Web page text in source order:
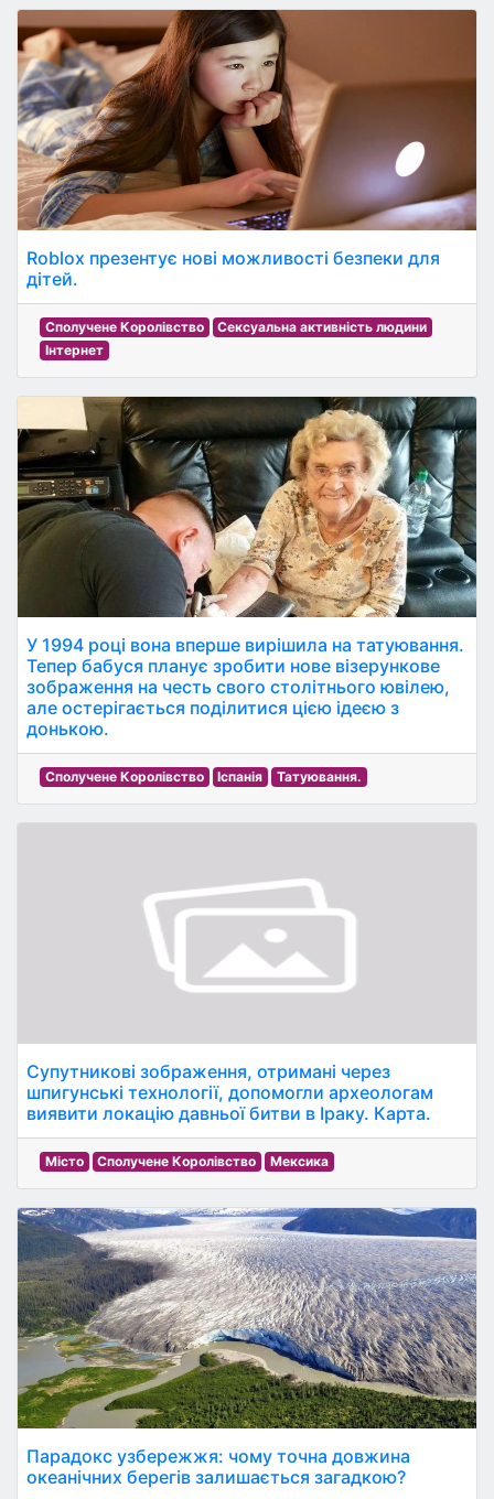
Roblox презентує нові можливості безпеки для
дітей.
Сполучене Королівство
Сексуальна активність людини
Інтернет
У 1994 році вона вперше вирішила на татуювання.
Тепер бабуся планує зробити нове візерункове
зображення на честь свого столітнього ювілею,
але остерігається поділитися цією ідеєю з
донькою.
Сполучене Королівство Іспанія Татуювання.
Супутникові зображення, отримані через
шпигунські технології, допомогли археологам
виявити локацію давньої битви в Іраку. Карта.
Місто Сполучене Королівство Мексика
Парадокс узбережжя: чому точна довжина
океанічних берегів залишається загадкою?